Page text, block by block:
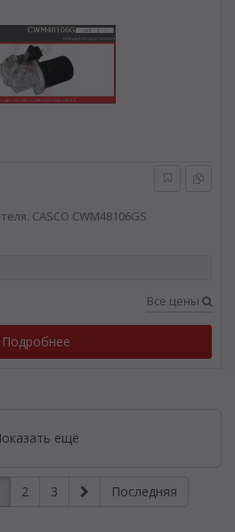
CASCO CWM48106GS
Все цены
Подробнее
ещё
2 3 Последняя